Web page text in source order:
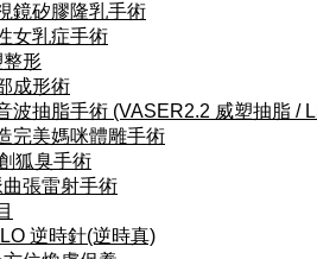
鏡矽膠隆乳手術
女乳症手術
形
成形術
波抽脂手術 (VASER2.2 威塑抽脂 /
完美媽咪體雕手術
狐臭手術
張雷射手術
逆時針(逆時真)